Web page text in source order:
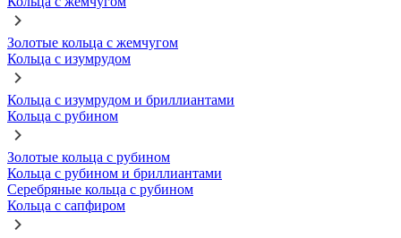
Золотые кольца с жемчугом
Кольца с изумрудом
Кольца с изумрудом и бриллиантами
Кольца с рубином
Золотые кольца с рубином
Кольца с рубином и бриллиантами
Серебряные кольца с рубином
Кольца с сапфиром